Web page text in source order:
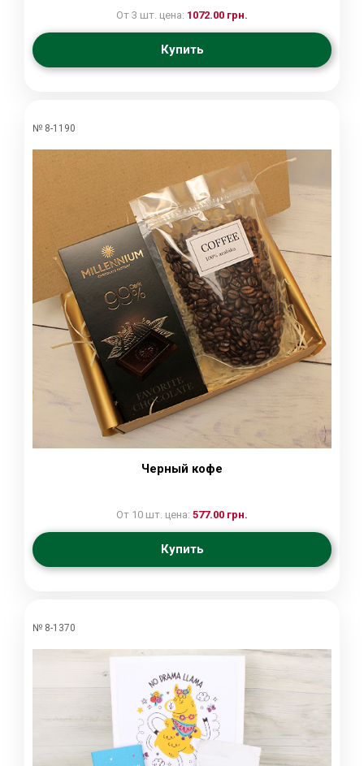
От 3 шт. цена: 1072.00 грн.
Купить
№ 8-1190
Черный кофе
От 10 шт. цена: 577.00 грн.
Купить
№ 8-1370